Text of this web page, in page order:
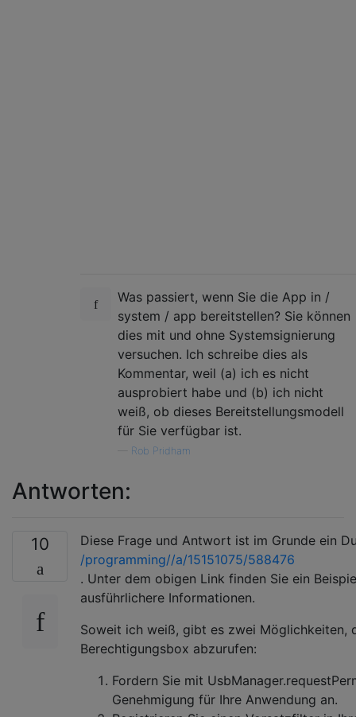
Was passiert, wenn Sie die App in /
system / app bereitstellen? Sie können
dies mit und ohne Systemsignierung
versuchen. Ich schreibe dies als
Kommentar, weil (a) ich es nicht
ausprobiert habe und (b) ich nicht
weiß, ob dieses Bereitstellungsmodell
für Sie verfügbar ist.
Rob Pridham
Antworten:
10
Diese Frage und Antwort ist im Grunde ein
/programming//a/15151075/588476
. Unter dem obigen Link finden Sie ein
ausführlichere Informationen.
Soweit ich weiß, gibt es zwei Möglichkeiten,
Berechtigungsbox abzurufen:
Fordern Sie mit
Genehmigung für Ihre Anwendung an.